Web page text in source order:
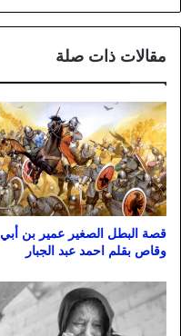
مقالات ذات صلة
قصة البطل الصغير عمير بن أبي
وقاص بقلم احمد عبد الجبار